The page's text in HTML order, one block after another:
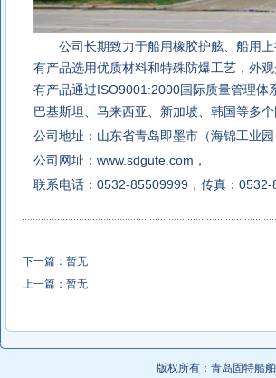
公司长期致力于船用橡胶护舷 、船用
有产品选用优质材料和特殊防爆工艺，外
有产品通过ISO9001:2000国际质量管理体
巴基斯坦、马来西亚、 新加坡、韩国等多个
公司地址：山东省青岛即墨市（海锦工业园
公司网址： www.sdgute.com ，
联系电话：0532-85509999，传真：
下一篇：暂无
上一篇：暂无
版权所有： 青岛固特船